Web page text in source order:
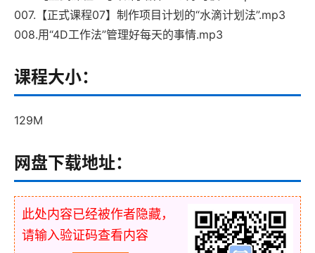
007.【正式课程07】制作项目计划的“水滴计划法”.mp3
008.用“4D工作法”管理好每天的事情.mp3
课程大小：
129M
网盘下载地址：
此处内容已经被作者隐藏，
请输入验证码查看内容